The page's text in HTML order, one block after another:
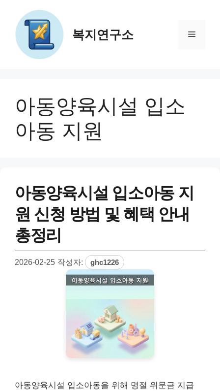
복지연구소 메
아동양육시설 입소
아동 지원
아동양육시설 입소아동 지
원 신청 방법 및 혜택 안내
총정리
2026-02-25 작성자: ghc1226
아동양육시설 입소아동을 위해 명절 위문금 지급